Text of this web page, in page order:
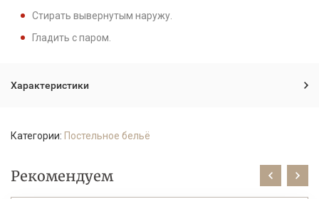
Стирать вывернутым наружу.
Гладить с паром.
Характеристики
Категории: Постельное бельё
Рекомендуем